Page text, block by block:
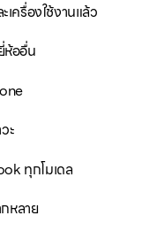
เครื่องใช้งานแล้ว
ห้ออื่น
ะ
ทุกโมเดล
หลาย